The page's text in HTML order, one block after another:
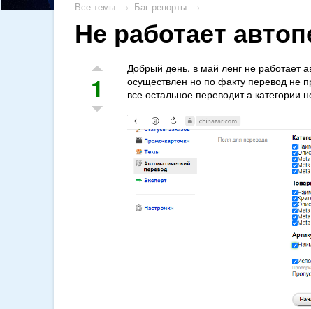
Все темы → Баг-репорты →
Не работает
1
Добрый день, в май ленг не работает
осуществлен но по факту перевод не
все остальное переводит а категории